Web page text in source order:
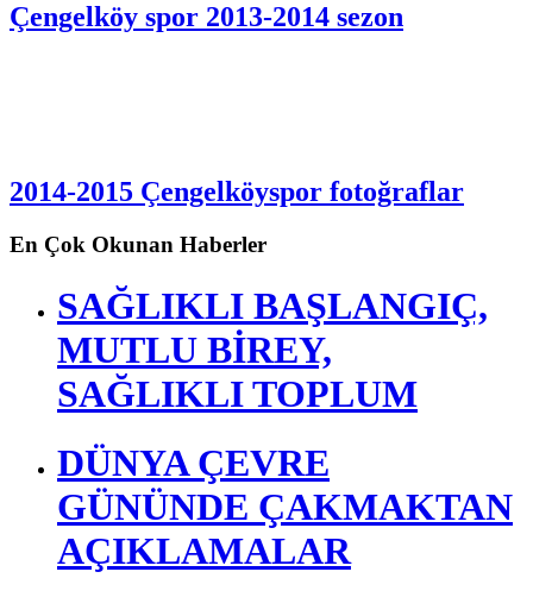
Çengelköy spor 2013-2014 sezon
2014-2015 Çengelköyspor fotoğraflar
En Çok Okunan Haberler
SAĞLIKLI BAŞLANGIÇ,
MUTLU BİREY,
SAĞLIKLI TOPLUM
DÜNYA ÇEVRE
GÜNÜNDE ÇAKMAKTAN
AÇIKLAMALAR